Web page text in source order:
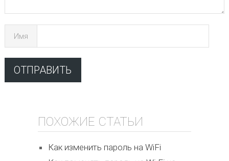
Имя
ПОХОЖИЕ СТАТЬИ
Как изменить пароль на WiFi